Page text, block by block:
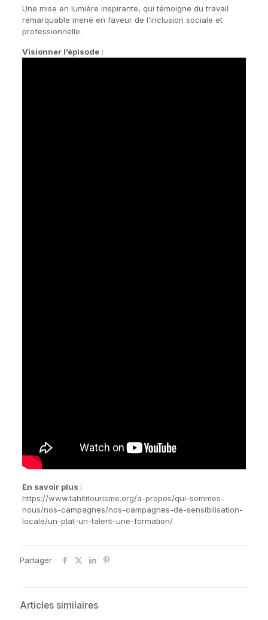
Une mise en lumière inspirante, qui témoigne du travail
remarquable mené en faveur de l’inclusion sociale et
professionnelle.
Visionner l’épisode:
En savoir plus :
https://www.tahititourisme.org/a-propos/qui-sommes-
nous/nos-campagnes/nos-campagnes-de-sensibilisation-
locale/un-plat-un-talent-une-formation/
Partager
Articles similaires